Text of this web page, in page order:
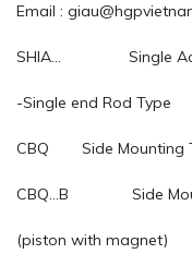
Email :
SHIA… Single
-Single end Rod Type
CBQ Side Mounting
CBQ…B Side
(piston with magnet)